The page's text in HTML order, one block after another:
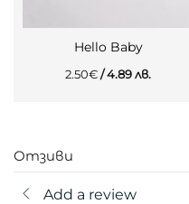
Hello Baby
2.50€ / 4.89 лв.
Отзиви
Add a review